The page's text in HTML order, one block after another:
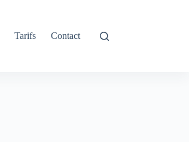
Tarifs Contact